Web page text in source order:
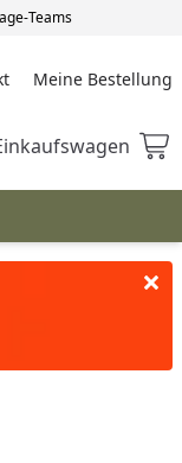
Teams
Meine Bestellung
Meine Bestellung